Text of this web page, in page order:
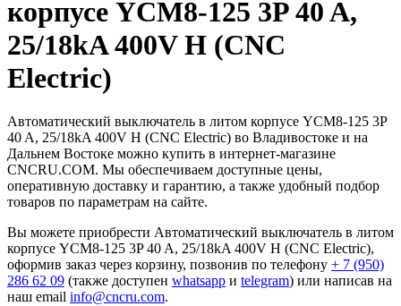
корпусе YCM8-125 3P 40 A,
25/18kA 400V H (CNC
Electric)
Автоматический выключатель в литом корпусе YCM8-125 3P
40 A, 25/18kA 400V H (CNC Electric) во Владивостоке и на
Дальнем Востоке можно купить в интернет-магазине
CNCRU.COM. Мы обеспечиваем доступные цены,
оперативную доставку и гарантию, а также удобный подбор
товаров по параметрам на сайте.
Вы можете приобрести Автоматический выключатель в литом
корпусе YCM8-125 3P 40 A, 25/18kA 400V H (CNC Electric),
оформив заказ через корзину, позвонив по телефону + 7 (950)
286 62 09 (также доступен whatsapp и telegram) или написав на
наш email info@cncru.com.